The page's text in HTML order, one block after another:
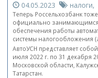
04.05.2023 налоги,
Теперь Россельхозбанк
официально занимающимся
обеспечения работы
системы налогообложения
АвтоУСН представляет
июля 2022 г. по 31 декабря
Московской области,
Татарстан.